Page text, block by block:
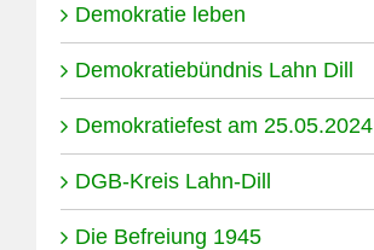
Demokratie leben
Demokratiebündnis Lahn Dill
Demokratiefest am 25.05.2024
DGB-Kreis Lahn-Dill
Die Befreiung 1945